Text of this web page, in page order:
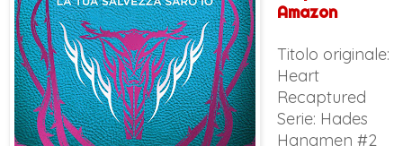
Amazon
Titolo originale:
Heart
Recaptured
Serie: Hades
Hangmen #2